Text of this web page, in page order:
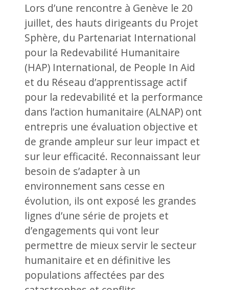
Lors d’une rencontre à Genève le 20
juillet, des hauts dirigeants du Projet
Sphère, du Partenariat International
pour la Redevabilité Humanitaire
(HAP) International, de People In Aid
et du Réseau d’apprentissage actif
pour la redevabilité et la performance
dans l’action humanitaire (ALNAP) ont
entrepris une évaluation objective et
de grande ampleur sur leur impact et
sur leur efficacité. Reconnaissant leur
besoin de s’adapter à un
environnement sans cesse en
évolution, ils ont exposé les grandes
lignes d’une série de projets et
d’engagements qui vont leur
permettre de mieux servir le secteur
humanitaire et en définitive les
populations affectées par des